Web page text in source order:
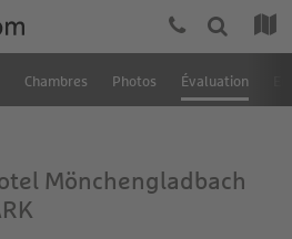
Chambres Photos Évaluation
Mönchengladbach